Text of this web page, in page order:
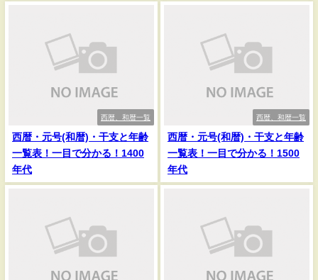
西暦、和暦一覧
西暦・元号(和暦)・干支と年齢
一覧表！一目で分かる！1400
年代
西暦、和暦一覧
西暦・元号(和暦)・干支と年齢
一覧表！一目で分かる！1500
年代